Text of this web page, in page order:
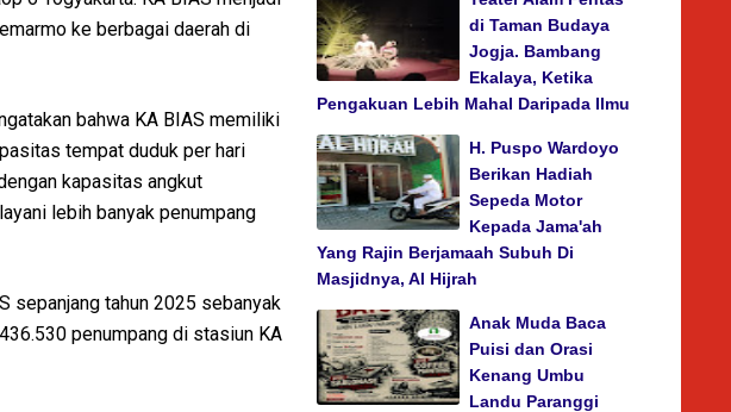
ke berbagai daerah di
bahwa KA BIAS memiliki
tempat duduk per hari
kapasitas angkut
lebih banyak penumpang
sepanjang tahun 2025 sebanyak
penumpang di stasiun KA
di Taman Budaya
Jogja. Bambang
Ekalaya, Ketika
Pengakuan Lebih Mahal Daripada Ilmu
H. Puspo Wardoyo
Berikan Hadiah
Sepeda Motor
Kepada Jama'ah
Yang Rajin Berjamaah Subuh Di
Masjidnya, Al Hijrah
Anak Muda Baca
Puisi dan Orasi
Kenang Umbu
Landu Paranggi